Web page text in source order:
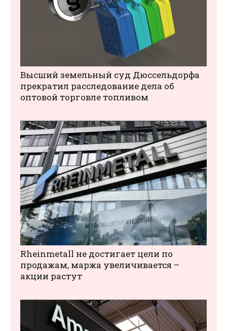
Высший земельный суд Дюссельдорфа
прекратил расследование дела об
оптовой торговле топливом
Rheinmetall не достигает цели по
продажам, маржа увеличивается –
акции растут